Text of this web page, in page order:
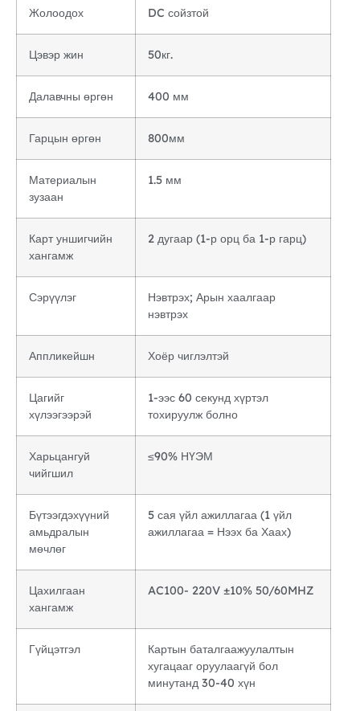
Жолоодох DC сойзтой
Цэвэр жин 50кг.
Далавчны өргөн 400 мм
Гарцын өргөн 800мм
Материалын
зузаан
1.5 мм
Карт уншигчийн
хангамж
2 дугаар (1-р орц ба 1-р гарц)
Сэрүүлэг
Нэвтрэх; Арын хаалгаар
нэвтрэх
Аппликейшн Хоёр чиглэлтэй
Цагийг
хүлээгээрэй
1-ээс 60 секунд хүртэл
тохируулж болно
Харьцангуй
чийгшил
≤90% НҮЭМ
Бүтээгдэхүүний
амьдралын
мөчлөг
5 сая үйл ажиллагаа (1 үйл
ажиллагаа = Нээх ба Хаах)
Цахилгаан
хангамж
AC100- 220V ±10% 50/60MHZ
Гүйцэтгэл
Картын баталгаажуулалтын
хугацааг оруулаагүй бол
минутанд 30-40 хүн